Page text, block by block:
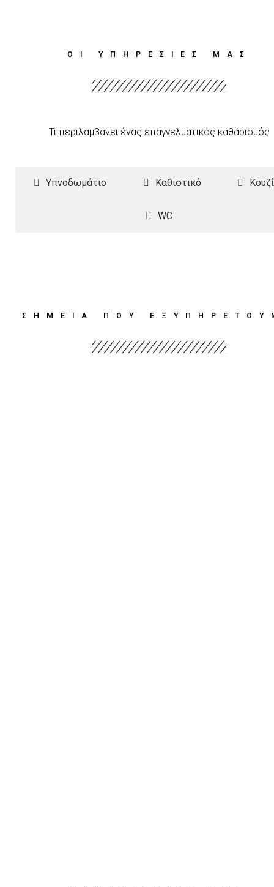
ΟΙ ΥΠΗΡΕΣΙΕΣ ΜΑΣ
Τι περιλαμβάνει ένας επαγγελματικός καθαρισμός
Υπνοδωμάτιο Καθιστικό
WC
ΣΗΜΕΙΑ ΠΟΥ